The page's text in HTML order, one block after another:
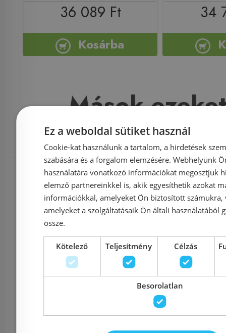
36 089 Ft
Kosárba
34
Mások
megnézték
-12%
Raktáron
Aco Comfort
burkolható rács 785 mm
Rendelésre
Aco
Ez a weboldal sütiket használ
Cookie-kat használunk a tartalom, a hirdetések
szabására és a forgalom elemzésére. Webhelyünk
használatára vonatkozó információkat megosztjuk
elemző partnereinkkel is, akik egyesíthetik azokat
információkkal, amelyeket Ön biztosított számukra,
amelyeket a szolgáltatásaik Ön általi használatából
össze.
Kötelező Teljesítmény Célzás
Besorolatlan